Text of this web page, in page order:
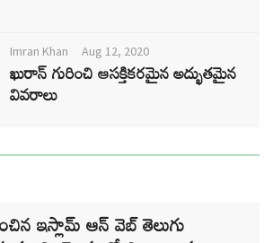
Imran Khan Aug 12, 2020
ఖురాన్ గురించి ఆసక్తికరమైన అద్భుతమైన
వివరాలు
ఇస్లామ్ ఆన్ వెబ్ తెలుగు